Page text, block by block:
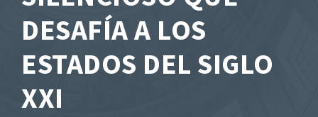
DESAFÍA A LOS
ESTADOS DEL SIGLO
XXI